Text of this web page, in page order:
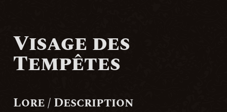
Visage des
Tempêtes
Lore / Description